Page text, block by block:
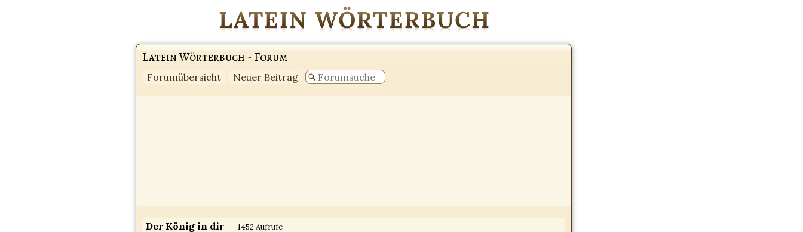
Latein Wörterbuch - Forum
Forumübersicht Neuer Beitrag
Der König in dir — 1452 Aufrufe